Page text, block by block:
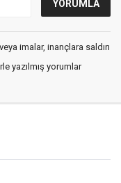
imalar, inançlara saldırı
yazılmış yorumlar